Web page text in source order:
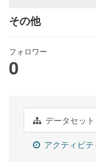
その他
フォロワー
0
データセット
アクティビ